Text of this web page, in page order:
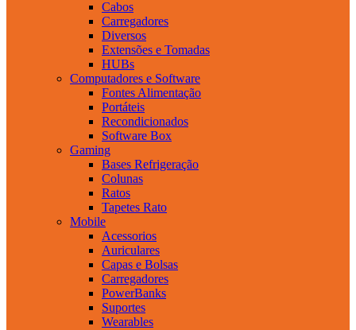
Cabos
Carregadores
Diversos
Extensões e Tomadas
HUBs
Computadores e Software
Fontes Alimentação
Portáteis
Recondicionados
Software Box
Gaming
Bases Refrigeração
Colunas
Ratos
Tapetes Rato
Mobile
Acessorios
Auriculares
Capas e Bolsas
Carregadores
PowerBanks
Suportes
Wearables